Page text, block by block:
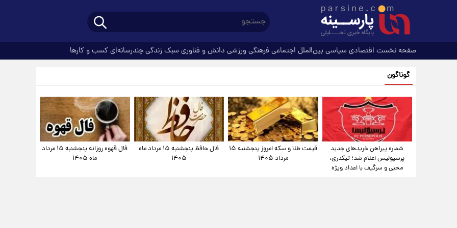
صفحه نخست اقتصادی سیاسی بین‌الملل اجتماعی فرهنگیورزشی دانش و فناوری سبک زندگیچندرسانه‌ای کسب و کارها
گوناگون
شماره پیراهن خریدهای جدید
پرسپولیس اعلام شد؛ تیکدری،
محبی و سرگیف با اعداد ویژه
قیمت طلا و سکه امروز پنجشنبه ۱۵
مرداد ۱۴۰۵
فال حافظ پنجشنبه ۱۵ مرداد ماه
۱۴۰۵
فال قهوه روزانه پنجشنبه ۱۵ مرداد
ماه ۱۴۰۵